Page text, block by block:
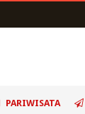
PARIWISATA